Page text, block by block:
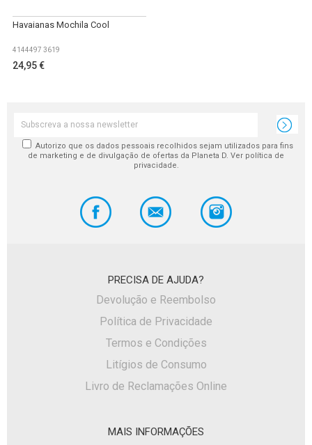
Havaianas Mochila Cool
4144497 3619
24,95 €
Autorizo que os dados pessoais recolhidos sejam utilizados para fins
de marketing e de divulgação de ofertas da Planeta D. Ver política de
privacidade.
PRECISA DE AJUDA?
Devolução e Reembolso
Política de Privacidade
Termos e Condições
Litígios de Consumo
Livro de Reclamações Online
MAIS INFORMAÇÕES